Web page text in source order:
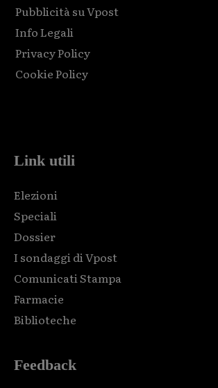
Pubblicità su Vpost
Info Legali
Privacy Policy
Cookie Policy
Link utili
Elezioni
Speciali
Dossier
I sondaggi di Vpost
Comunicati Stampa
Farmacie
Biblioteche
Feedback